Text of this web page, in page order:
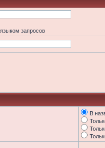
запросов
В